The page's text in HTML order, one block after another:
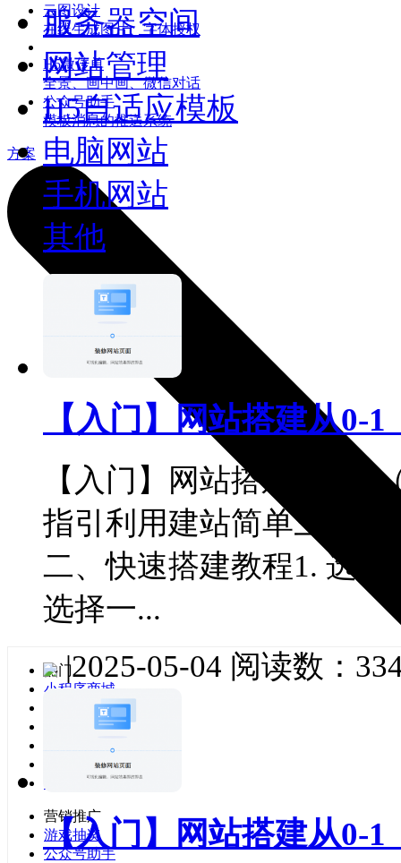
云图设计
在线生成图片、字体授权
H5微传单
全景、画中画、微信对话
公众号助手
模板消息的推送系统
方案
热门
小程序商城
直播商城
多商户入驻
乡村团购
餐饮外卖
营销推广
游戏抽奖
公众号助手
服务器空间
网站管理
H5自适应模板
电脑网站
手机网站
其他
【入门】网站搭建从0-
【入门】网站搭建从0-1
指引利用建站简单三步
二、快速搭建教程1. 选
选择一...
|2025-05-04 阅读数：
【入门】网站搭建从0-1